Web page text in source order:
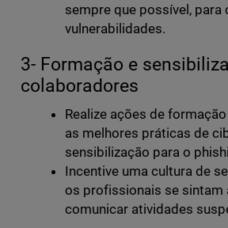
sempre que possível, para
vulnerabilidades.
3- Formação e
colaboradores
Realize ações de
as melhores práticas de
sensibilização para o
Incentive uma cultura de
os profissionais se sintam
comunicar atividades